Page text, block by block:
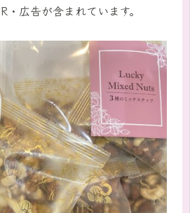
広告が含まれています。